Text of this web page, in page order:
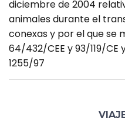
diciembre de 2004
animales durante el
conexas y por el que se
64/432/CEE y 93/119/
1255/97